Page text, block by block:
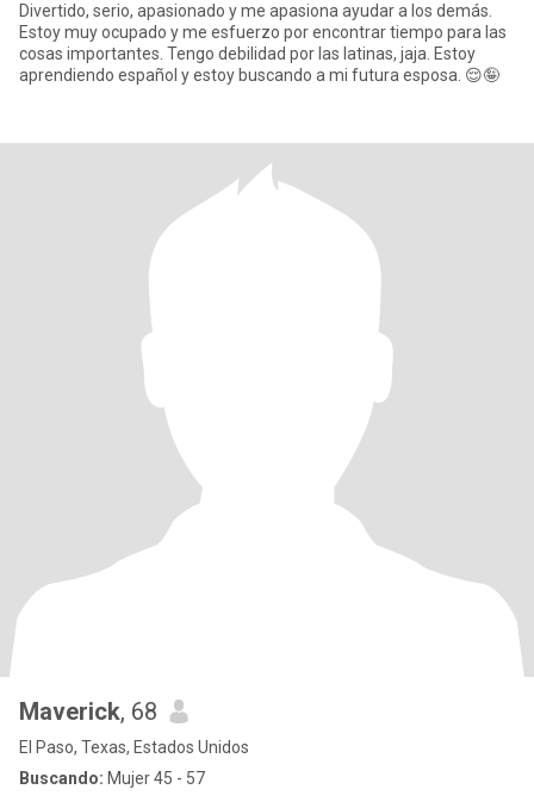
Divertido, serio, apasionado y me apasiona ayudar a los demás.
Estoy muy ocupado y me esfuerzo por encontrar tiempo para las
cosas importantes. Tengo debilidad por las latinas, jaja. Estoy
aprendiendo español y estoy buscando a mi futura esposa. 😌🤪
Maverick, 68
El Paso, Texas, Estados Unidos
Buscando: Mujer 45 - 57